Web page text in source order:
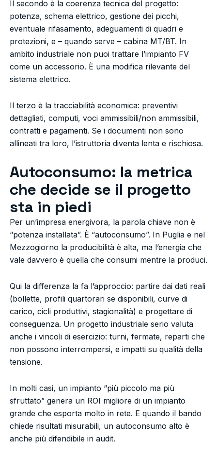
Il secondo è la coerenza tecnica del progetto:
potenza, schema elettrico, gestione dei picchi,
eventuale rifasamento, adeguamenti di quadri e
protezioni, e – quando serve – cabina MT/BT. In
ambito industriale non puoi trattare l’impianto FV
come un accessorio. È una modifica rilevante del
sistema elettrico.
Il terzo è la tracciabilità economica: preventivi
dettagliati, computi, voci ammissibili/non ammissibili,
contratti e pagamenti. Se i documenti non sono
allineati tra loro, l’istruttoria diventa lenta e rischiosa.
Autoconsumo: la metrica
che decide se il progetto
sta in piedi
Per un’impresa energivora, la parola chiave non è
“potenza installata”. È “autoconsumo”. In Puglia e nel
Mezzogiorno la producibilità è alta, ma l’energia che
vale davvero è quella che consumi mentre la produci.
Qui la differenza la fa l’approccio: partire dai dati reali
(bollette, profili quartorari se disponibili, curve di
carico, cicli produttivi, stagionalità) e progettare di
conseguenza. Un progetto industriale serio valuta
anche i vincoli di esercizio: turni, fermate, reparti che
non possono interrompersi, e impatti su qualità della
tensione.
In molti casi, un impianto “più piccolo ma più
sfruttato” genera un ROI migliore di un impianto
grande che esporta molto in rete. E quando il bando
chiede risultati misurabili, un autoconsumo alto è
anche più difendibile in audit.